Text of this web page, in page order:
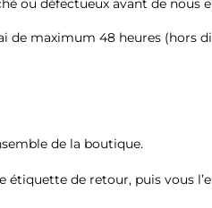
ou défectueux avant de
de maximum 48 heures (hors
de la boutique.
de retour, puis vous